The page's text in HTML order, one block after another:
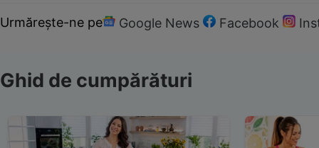
Urmărește-ne pe Google News Facebook
Ghid de cumpărături